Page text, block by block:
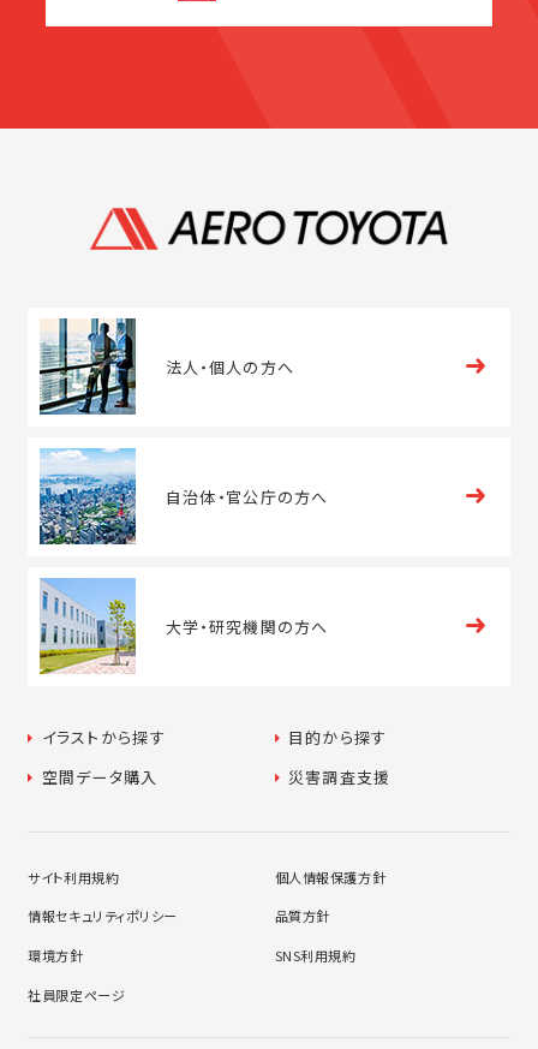
法人・個人の方へ
自治体・官公庁の方へ
大学・研究機関の方へ
イラストから探す
目的から探す
空間データ購入
災害調査支援
サイト利用規約 個人情報保護方針
情報セキュリティポリシー 品質方針
環境方針 SNS利用規約
社員限定ページ